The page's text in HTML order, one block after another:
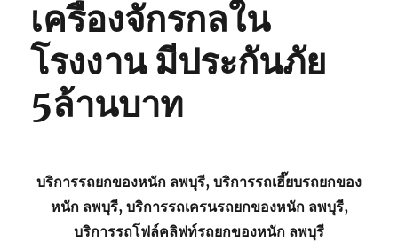
เครื่องจักรกลใน
โรงงาน มีประกันภัย
5ล้านบาท
บริการรถยกของหนัก ลพบุรี, บริการรถเฮี๊ยบรถยกของ
หนัก ลพบุรี, บริการรถเครนรถยกของหนัก ลพบุรี,
บริการรถโฟล์คลิฟท์รถยกของหนัก ลพบุรี